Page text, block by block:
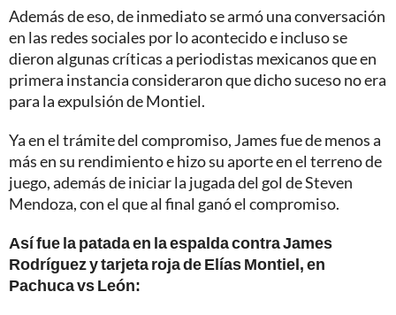
Además de eso, de inmediato se armó una conversación
en las redes sociales por lo acontecido e incluso se
dieron algunas críticas a periodistas mexicanos que en
primera instancia consideraron que dicho suceso no era
para la expulsión de Montiel.
Ya en el trámite del compromiso, James fue de menos a
más en su rendimiento e hizo su aporte en el terreno de
juego, además de iniciar la jugada del gol de Steven
Mendoza, con el que al final ganó el compromiso.
Así fue la patada en la espalda contra James
Rodríguez y tarjeta roja de Elías Montiel, en
Pachuca vs León: